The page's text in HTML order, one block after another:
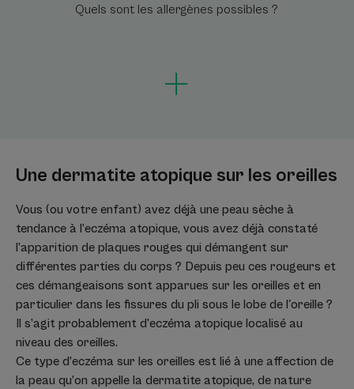
Quels sont les allergènes possibles ?
Une dermatite atopique sur les oreilles
Vous (ou votre enfant) avez déjà une peau sèche à
tendance à l’eczéma atopique, vous avez déjà constaté
l’apparition de plaques rouges qui démangent sur
différentes parties du corps ? Depuis peu ces rougeurs et
ces démangeaisons sont apparues sur les oreilles et en
particulier dans les fissures du pli sous le lobe de l'oreille ?
Il s’agit probablement d’eczéma atopique localisé au
niveau des oreilles.
Ce type d’eczéma sur les oreilles est lié à une affection de
la peau qu’on appelle la dermatite atopique, de nature